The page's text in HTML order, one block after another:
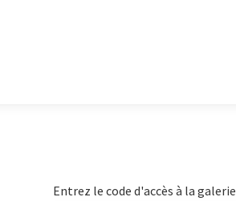
Entrez le code d'accès à la galerie